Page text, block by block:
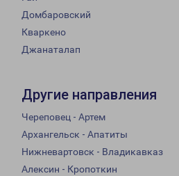
Домбаровский
Кваркено
Джанаталап
Другие направления
Череповец - Артем
Архангельск - Апатиты
Нижневартовск - Владикавказ
Алексин - Кропоткин